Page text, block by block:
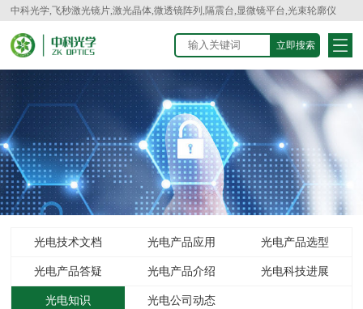
中科光学,飞秒激光镜片,激光晶体,微透镜阵列,隔震台,显微镜平台,光束轮廓仪
光电技术文档 光电产品应用 光电产品选型
光电产品答疑 光电产品介绍 光电科技进展
光电知识 光电公司动态